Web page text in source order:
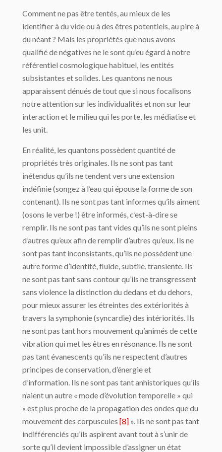
Comment ne pas être tentés, au mieux de les
identifier à du vide ou à des êtres potentiels, au pire à
du néant ? Mais les propriétés que nous avons
qualifié de négatives ne le sont qu’eu égard à notre
référentiel cosmologique habituel, les entités
subsistantes et solides. Les quantons ne nous
apparaissent dénués de tout que si nous focalisons
notre attention sur les individualités et non sur leur
interaction et le milieu qui les porte, les médiatise et
les unit.
En réalité, les quantons possèdent quantité de
propriétés très originales. Ils ne sont pas tant
inétendus qu’ils ne tendent vers une extension
indéfinie (songez à l’eau qui épouse la forme de son
contenant). Ils ne sont pas tant informes qu’ils aiment
(osons le verbe !) être informés, c’est-à-dire se
remplir. Ils ne sont pas tant vides qu’ils ne sont pleins
d’autres qu’eux afin de remplir d’autres qu’eux. Ils ne
sont pas tant inconsistants, qu’ils ne possèdent une
autre forme d’identité, fluide, subtile, transiente. Ils
ne sont pas tant sans contour qu’ils ne transgressent
sans violence la distinction du dedans et du dehors,
pour mieux assurer les étreintes des extériorités à
travers la symphonie (syncardie) des intériorités. Ils
ne sont pas tant hors mouvement qu’animés de cette
vibration qui met les êtres en résonance. Ils ne sont
pas tant évanescents qu’ils ne respectent d’autres
principes de conservation, d’énergie et
d’information. Ils ne sont pas tant anhistoriques qu’ils
n’aient un autre « mode d’évolution temporelle » qui
« est plus proche de la propagation des ondes que du
mouvement des corpuscules [8] ». Ils ne sont pas tant
indifférenciés qu’ils aspirent avant tout à s’unir de
sorte qu’il devient impossible d’assigner un état